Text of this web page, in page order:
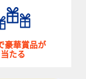
豪華賞品が
当たる